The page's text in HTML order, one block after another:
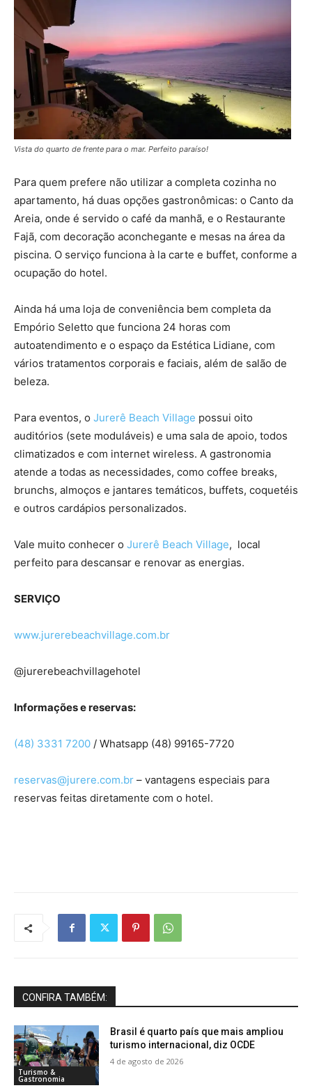
Vista do quarto de frente para o mar. Perfeito paraíso!
Para quem prefere não utilizar a completa cozinha no
apartamento, há duas opções gastronômicas: o Canto da
Areia, onde é servido o café da manhã, e o Restaurante
Fajã, com decoração aconchegante e mesas na área da
piscina. O serviço funciona à la carte e buffet, conforme a
ocupação do hotel.
Ainda há uma loja de conveniência bem completa da
Empório Seletto que funciona 24 horas com
autoatendimento e o espaço da Estética Lidiane, com
vários tratamentos corporais e faciais, além de salão de
beleza.
Para eventos, o Jurerê Beach Village possui oito
auditórios (sete moduláveis) e uma sala de apoio, todos
climatizados e com internet wireless. A gastronomia
atende a todas as necessidades, como coffee breaks,
brunchs, almoços e jantares temáticos, buffets, coquetéis
e outros cardápios personalizados.
Vale muito conhecer o Jurerê Beach Village, local
perfeito para descansar e renovar as energias.
SERVIÇO
www.jurerebeachvillage.com.br
@jurerebeachvillagehotel
Informações e reservas:
(48) 3331 7200 / Whatsapp (48) 99165-7720
reservas@jurere.com.br – vantagens especiais para
reservas feitas diretamente com o hotel.
CONFIRA TAMBÉM:
Turismo &
Gastronomia
Brasil é quarto país que mais ampliou
turismo internacional, diz OCDE
4 de agosto de 2026